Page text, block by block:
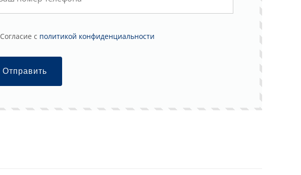
Cогласие с политикой конфиденциальности
Отправить